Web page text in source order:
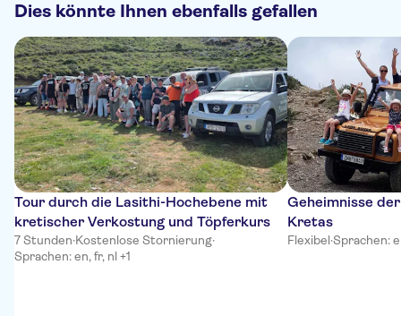
Dies könnte Ihnen ebenfalls gefallen
Tour durch die Lasithi-Hochebene mit
kretischer Verkostung und Töpferkurs
7 Stunden·Kostenlose Stornierung·
Sprachen: en, fr, nl +1
Geheimnisse
Kretas
Flexibel·Sprachen: